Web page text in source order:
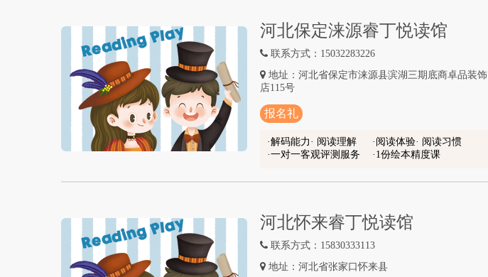
河北保定涞源睿丁悦读馆
联系方式：15032283226
地址：河北省保定市涞源县滨湖三期底商卓品装饰
店115号
报名礼
解码能力· 阅读理解
阅读体验· 阅读习惯
一对一客观评测服务
1份绘本精度课
河北怀来睿丁悦读馆
联系方式：15830333113
地址：河北省张家口怀来县